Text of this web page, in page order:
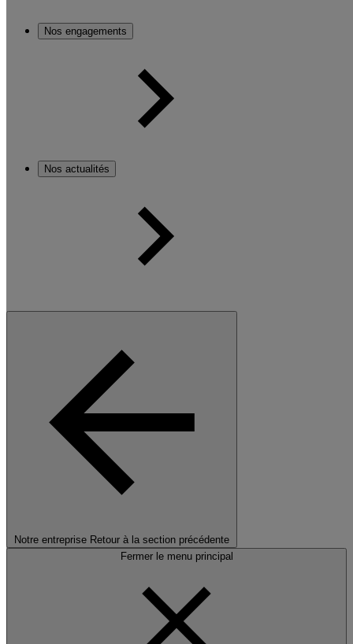
Nos engagements
Nos actualités
Notre entreprise Retour à la section précédente
Fermer le menu principal